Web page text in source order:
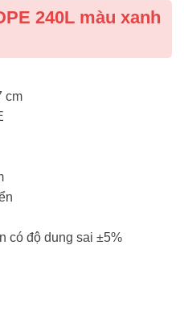
240L màu xanh
cm
có độ dung sai ±5%